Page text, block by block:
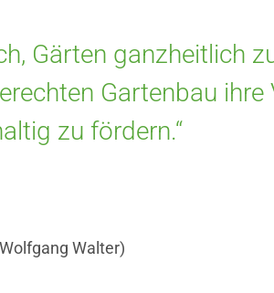
Gärten ganzheitlich
Gartenbau
zu fördern.“
Walter)